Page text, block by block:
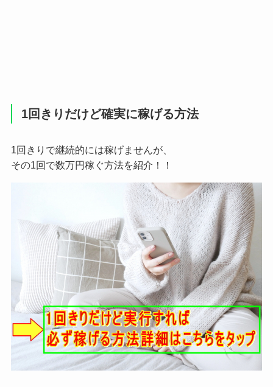
1回きりだけど確実に稼げる方法
1回きりで継続的には稼げませんが、
その1回で数万円稼ぐ方法を紹介！！